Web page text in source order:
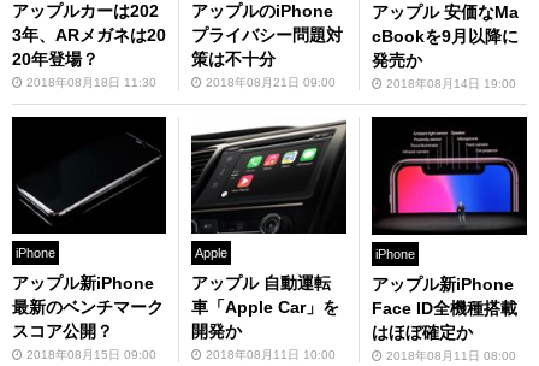
アップルカーは202
3年、ARメガネは20
20年登場？
2018年08月18日 11:30
アップルのiPhone
プライバシー問題対
策は不十分
2018年08月21日 09:00
アップル 安価なMa
cBookを9月以降に
発売か
2018年08月14日 19:00
iPhone
アップル新iPhone
最新のベンチマーク
スコア公開？
2018年08月15日 09:00
Apple
アップル 自動運転
車「Apple Car」を
開発か
2018年08月11日 10:00
iPhone
アップル新iPhone
Face ID全機種搭載
はほぼ確定か
2018年08月11日 08:00